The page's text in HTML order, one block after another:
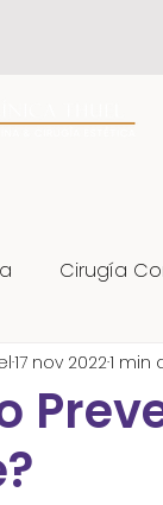
Cirugía
Cirugía
17 nov 20221 min